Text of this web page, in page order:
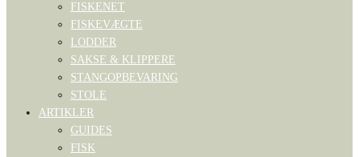
FISKENET
FISKEVÆGTE
LODDER
SAKSE & KLIPPERE
STANGOPBEVARING
STOLE
ARTIKLER
GUIDES
FISK